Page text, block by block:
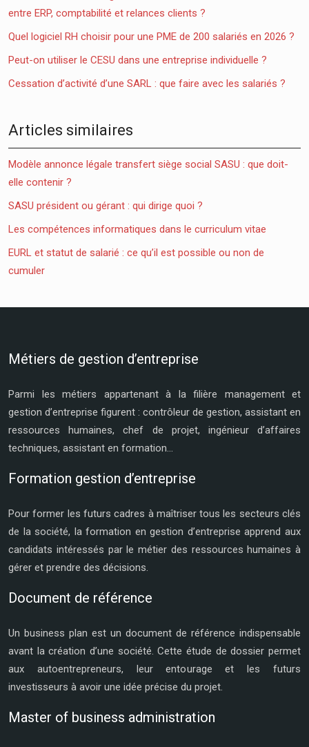
entre ERP, comptabilité et relances clients ?
Quel logiciel RH choisir pour une PME de 200 salariés en 2026 ?
Peut-on utiliser le CESU dans une entreprise individuelle ?
Cessation d’activité d’une SARL : que faire avec les salariés ?
Articles similaires
Modèle annonce légale transfert siège social SASU : que doit-
elle contenir ?
SASU président ou gérant : qui dirige quoi ?
Les compétences informatiques dans le curriculum vitae
EURL et statut de salarié : ce qu’il est possible ou non de
cumuler
Métiers de gestion d’entreprise
Parmi les métiers appartenant à la filière management et
gestion d’entreprise figurent : contrôleur de gestion, assistant en
ressources humaines, chef de projet, ingénieur d’affaires
techniques, assistant en formation…
Formation gestion d’entreprise
Pour former les futurs cadres à maîtriser tous les secteurs clés
de la société, la formation en gestion d’entreprise apprend aux
candidats intéressés par le métier des ressources humaines à
gérer et prendre des décisions.
Document de référence
Un business plan est un document de référence indispensable
avant la création d’une société. Cette étude de dossier permet
aux autoentrepreneurs, leur entourage et les futurs
investisseurs à avoir une idée précise du projet.
Master of business administration